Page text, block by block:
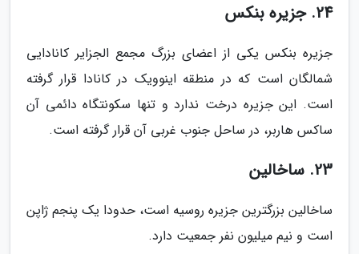
24. جزیره بنکس
جزیره بنکس یکی از اعضای بزرگ مجمع الجزایر کانادایی
شمالگان است که در منطقه اینوویک در کانادا قرار گرفته
است. این جزیره درخت ندارد و تنها سکونتگاه دائمی آن
ساکس هاربر، در ساحل جنوب غربی آن قرار گرفته است.
23. ساخالین
ساخالین بزرگترین جزیره روسیه است، حدودا یک پنجم ژاپن
است و نیم میلیون نفر جمعیت دارد.